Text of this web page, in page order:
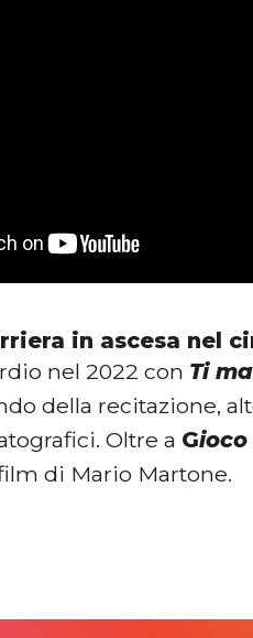
in ascesa nel
nel 2022 con Ti
della recitazione,
Oltre a Gioco
di Mario Martone.